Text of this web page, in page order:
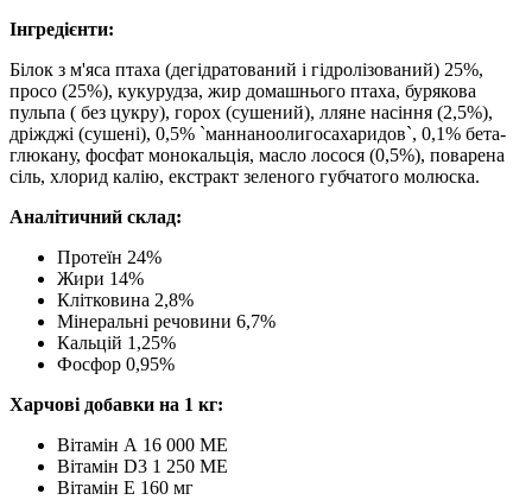
Інгредієнти:
Білок з м'яса птаха (дегідратований і гідролізований) 25%,
просо (25%), кукурудза, жир домашнього птаха, бурякова
пульпа ( без цукру), горох (сушений), лляне насіння (2,5%),
дріжджі (сушені), 0,5% `маннаноолигосахаридов`, 0,1% бета-
глюкану, фосфат монокальція, масло лосося (0,5%), поварена
сіль, хлорид калію, екстракт зеленого губчатого молюска.
Аналітичний склад:
Протеїн 24%
Жири 14%
Клітковина 2,8%
Мінеральні речовини 6,7%
Кальцій 1,25%
Фосфор 0,95%
Харчові добавки на 1 кг:
Вітамін А 16 000 МЕ
Вітамін D3 1 250 МЕ
Вітамін Е 160 мг